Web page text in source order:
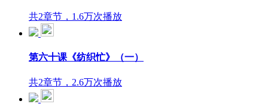
共2章节，1.6万次播放
第六十课《纺织忙》（一）
共2章节，2.6万次播放